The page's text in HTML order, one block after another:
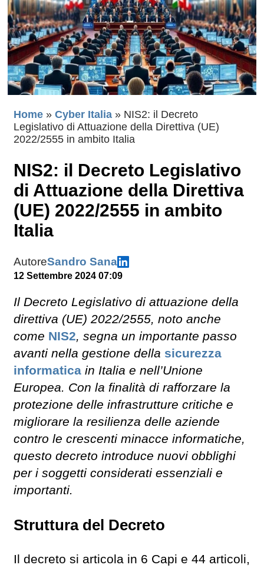
Home » Cyber Italia » NIS2: il Decreto
Legislativo di Attuazione della Direttiva (UE)
2022/2555 in ambito Italia
NIS2: il Decreto Legislativo
di Attuazione della Direttiva
(UE) 2022/2555 in ambito
Italia
AutoreSandro Sana
12 Settembre 2024 07:09
Il Decreto Legislativo di attuazione della
direttiva (UE) 2022/2555, noto anche
come NIS2, segna un importante passo
avanti nella gestione della sicurezza
informatica in Italia e nell’Unione
Europea. Con la finalità di rafforzare la
protezione delle infrastrutture critiche e
migliorare la resilienza delle aziende
contro le crescenti minacce informatiche,
questo decreto introduce nuovi obblighi
per i soggetti considerati essenziali e
importanti.
Struttura del Decreto
Il decreto si articola in 6 Capi e 44 articoli,